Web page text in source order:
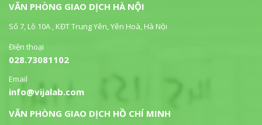
VĂN PHÒNG GIAO DỊCH HÀ NỘI
Số 7, Lô 10A , KĐT Trung Yên, Yên Hoà, Hà Nội
Điện thoại
028.73081102
Email
info@vijalab.com
VĂN PHÒNG GIAO DỊCH HỒ CHÍ MINH